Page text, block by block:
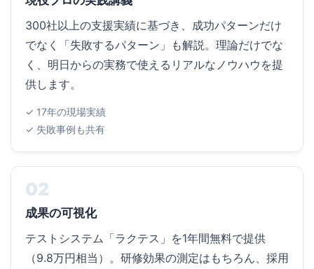
300社以上の支援実績に基づき、成功パターンだけ
でなく「失敗するパターン」も解説。理論だけでな
く、明日からの実務で使えるリアルなノウハウを提
供します。
✓ 17年の現場実績
✓ 失敗事例も共有
02
成果の可視化
テストシステム「ラクテス」を1年間無料で提供
（9.8万円相当）。研修効果の測定はもちろん、採用